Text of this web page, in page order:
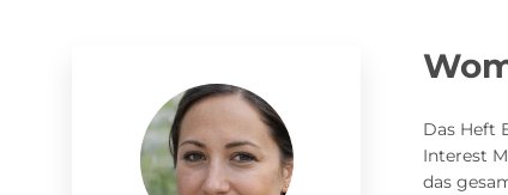
Das Heft
Interest
das